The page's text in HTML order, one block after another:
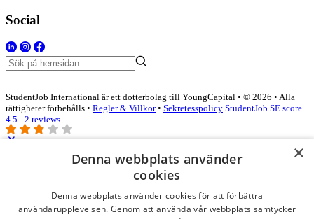
Social
StudentJob International är ett dotterbolag till YoungCapital • © 2026 • Alla
rättigheter förbehålls • Regler & Villkor• Sekretesspolicy StudentJob SE score
4.5 - 2 reviews
Logga in som företag
×
Denna webbplats använder
cookies
Denna webbplats använder cookies för att förbättra
användarupplevelsen. Genom att använda vår webbplats samtycker